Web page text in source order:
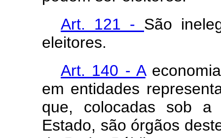
Art. 121 - São
eleitores.
Art. 140 - A
em entidades
que, colocadas sob
Estado, são órgãos